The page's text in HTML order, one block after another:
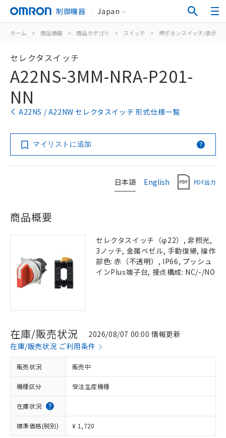
制御機器 Japan
ホーム > 商品情報 > 商品カテゴリ > スイッチ > 押ボタンスイッチ/表示灯
セレクタスイッチ
A22NS-3MM-NRA-P201-
NN
A22NS / A22NW セレクタスイッチ 形式仕様一覧
マイリストに追加
日本語 English PDF出力
商品概要
セレクタスイッチ（φ22）, 非照光,
3ノッチ, 金属ベゼル, 手動復帰, 操作
部色: 赤（不透明）, IP66, プッシュ
インPlus端子台, 接点構成: NC/-/NO
在庫/販売状況
2026/08/07 00:00 情報更新
在庫/販売状況 ご利用条件
販売状況 販売中
機種区分 受注生産機種
在庫状況
標準価格(税別) ¥ 1,720